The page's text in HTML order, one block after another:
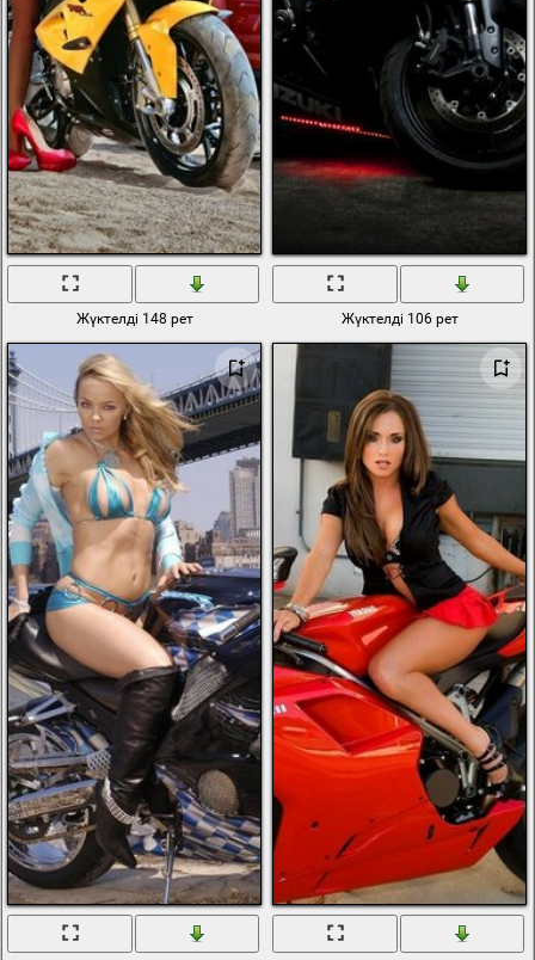
Жүктелді 148 рет Жүктелді 106 рет